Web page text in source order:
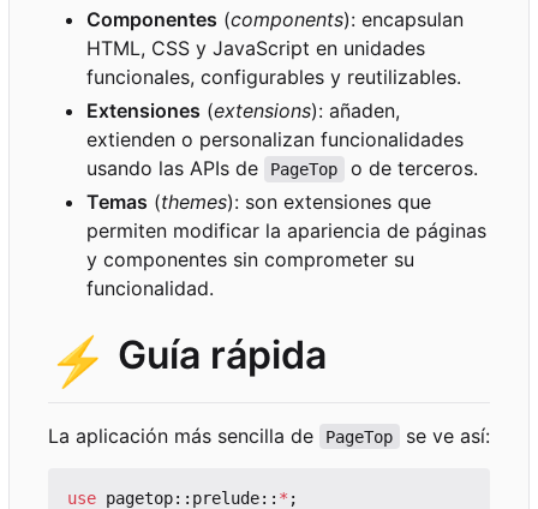
Componentes (components): encapsulan
HTML, CSS y JavaScript en unidades
funcionales, configurables y reutilizables.
Extensiones (extensions): añaden,
extienden o personalizan funcionalidades
usando las APIs de
PageTop
o de terceros.
Temas (themes): son extensiones que
permiten modificar la apariencia de páginas
y componentes sin comprometer su
funcionalidad.
⚡ Guía rápida
La aplicación más sencilla de PageTop se ve así:
use pagetop:: prelude:: * ;